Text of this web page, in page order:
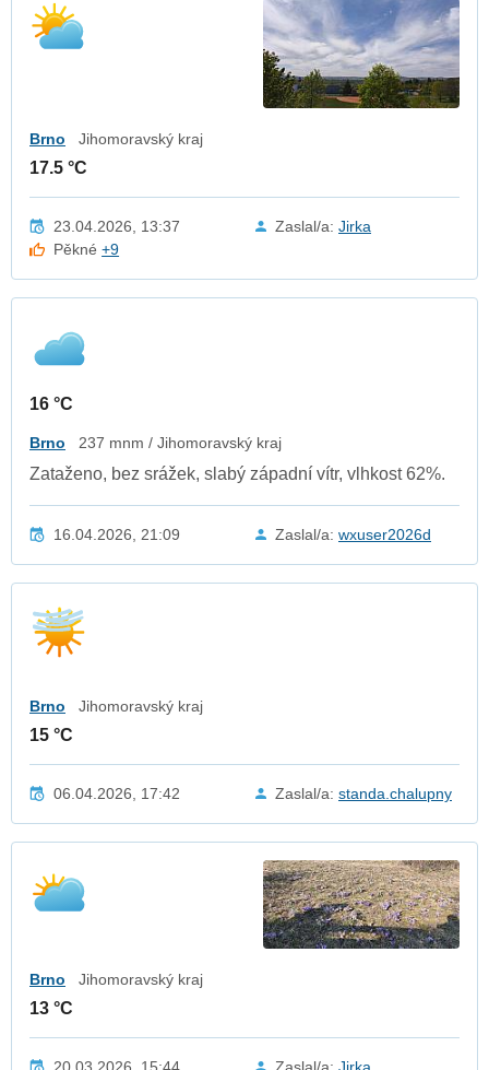
Brno Jihomoravský kraj
17.5 °C
23.04.2026, 13:37 Zaslal/a: Jirka
Pěkné+9
16 °C
Brno 237 mnm / Jihomoravský kraj
Zataženo, bez srážek, slabý západní vítr, vlhkost 62%.
16.04.2026, 21:09 Zaslal/a: wxuser2026d
Brno Jihomoravský kraj
15 °C
06.04.2026, 17:42 Zaslal/a: standa.chalupny
Brno Jihomoravský kraj
13 °C